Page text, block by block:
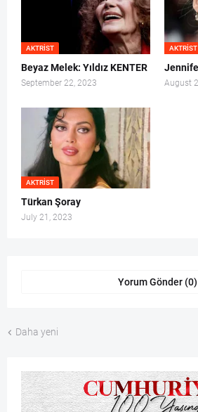
AKTRIST
Beyaz Melek: Yıldız KENTER
September 22, 2023
AKTRIST
August
AKTRIST
Türkan Şoray
July 21, 2023
Yorum Gönder (0)
Daha yeni